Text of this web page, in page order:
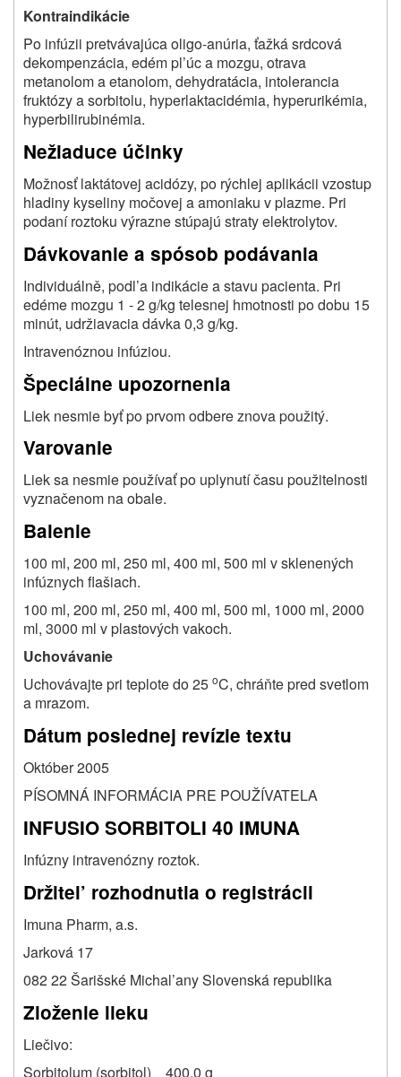
Kontraindikácie
Po infúzii pretvávajúca oligo-anúria, ťažká srdcová
dekompenzácia, edém pl’úc a mozgu, otrava
metanolom a etanolom, dehydratácia, intolerancia
fruktózy a sorbitolu, hyperlaktacidémia, hyperurikémia,
hyperbilirubinémia.
Nežiaduce účinky
Možnosť laktátovej acidózy, po rýchlej aplikácii vzostup
hladiny kyseliny močovej a amoniaku v plazme. Pri
podaní roztoku výrazne stúpajú straty elektrolytov.
Dávkovanie a spósob podávania
Individuálně, podl’a indikácie a stavu pacienta. Pri
edéme mozgu 1 - 2 g/kg telesnej hmotnosti po dobu 15
minút, udržiavacia dávka 0,3 g/kg.
Intravenóznou infúziou.
Špeciálne upozornenia
Liek nesmie byť po prvom odbere znova použitý.
Varovanie
Liek sa nesmie používať po uplynutí času použitelnosti
vyznačenom na obale.
Balenie
100 ml, 200 ml, 250 ml, 400 ml, 500 ml v sklenených
infúznych flašiach.
100 ml, 200 ml, 250 ml, 400 ml, 500 ml, 1000 ml, 2000
ml, 3000 ml v plastových vakoch.
Uchovávanie
Uchovávajte pri teplote do 25 oC, chráňte pred svetlom
a mrazom.
Dátum poslednej revízie textu
Október 2005
PÍSOMNÁ INFORMÁCIA PRE POUŽÍVATELA
INFUSIO SORBITOLI 40 IMUNA
Infúzny intravenózny roztok.
Držitel’ rozhodnutia o registrácii
Imuna Pharm, a.s.
Jarková 17
082 22 Šarišské Michal’any Slovenská republika
Zloženie lieku
Liečivo:
Sorbitolum (sorbitol) 400,0 g